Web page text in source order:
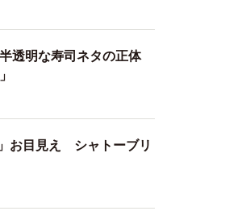
段が高くなったのが痛い
が、道民はこのクセが好
いですが、観光客にも
なジンギスカンを味わ
透明な寿司ネタの正体
お目見え シャトーブリ